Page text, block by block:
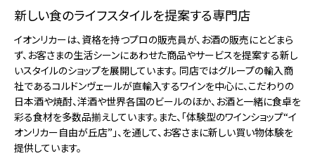
新しい食のライフスタイルを提案する専門店
イオンリカーは、資格を持つプロの販売員が、お酒の販売にとどまら
ず、お客さまの生活シーンにあわせた商品やサービスを提案する新し
いスタイルのショップを展開しています。 同店ではグループの輸入商
社であるコルドンヴェールが直輸入するワインを中心に、こだわりの
日本酒や焼酎、洋酒や世界各国のビールのほか、お酒と一緒に食卓を
彩る食材を多数品揃えしています。また、「体験型のワインショップ“イ
オンリカー自由が丘店”」、を通して、お客さまに新しい買い物体験を
提供しています。